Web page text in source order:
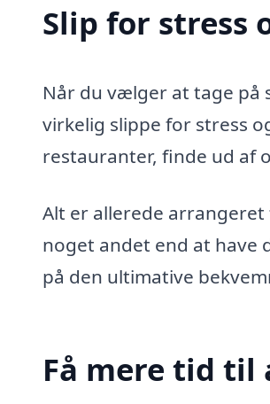
Slip for stress
Når du vælger at tage på
virkelig slippe for stress
restauranter, finde ud af
Alt er allerede
noget andet end at have
på den ultimative
Få mere tid